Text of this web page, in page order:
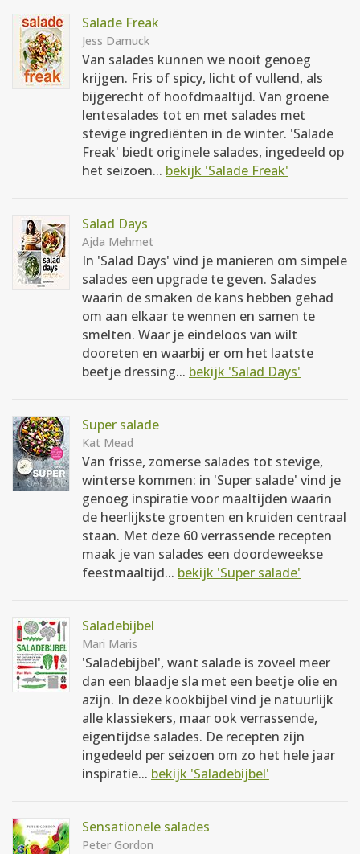
Salade Freak
Jess Damuck
Van salades kunnen we nooit genoeg
krijgen. Fris of spicy, licht of vullend, als
bijgerecht of hoofdmaaltijd. Van groene
lentesalades tot en met salades met
stevige ingrediënten in de winter. 'Salade
Freak' biedt originele salades, ingedeeld op
het seizoen... bekijk 'Salade Freak'
Salad Days
Ajda Mehmet
In 'Salad Days' vind je manieren om simpele
salades een upgrade te geven. Salades
waarin de smaken de kans hebben gehad
om aan elkaar te wennen en samen te
smelten. Waar je eindeloos van wilt
dooreten en waarbij er om het laatste
beetje dressing... bekijk 'Salad Days'
Super salade
Kat Mead
Van frisse, zomerse salades tot stevige,
winterse kommen: in 'Super salade' vind je
genoeg inspiratie voor maaltijden waarin
de heerlijkste groenten en kruiden centraal
staan. Met deze 60 verrassende recepten
maak je van salades een doordeweekse
feestmaaltijd... bekijk 'Super salade'
Saladebijbel
Mari Maris
'Saladebijbel', want salade is zoveel meer
dan een blaadje sla met een beetje olie en
azijn. In deze kookbijbel vind je natuurlijk
alle klassiekers, maar ook verrassende,
eigentijdse salades. De recepten zijn
ingedeeld per seizoen om zo het hele jaar
inspiratie... bekijk 'Saladebijbel'
Sensationele salades
Peter Gordon